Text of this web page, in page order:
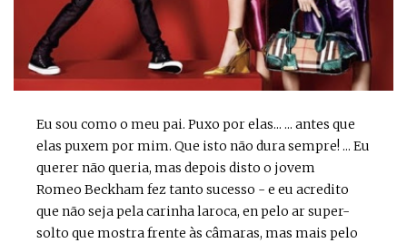
Eu sou como o meu pai. Puxo por elas... ... antes que
elas puxem por mim. Que isto não dura sempre! ... Eu
querer não queria, mas depois disto o jovem
Romeo Beckham fez tanto sucesso - e eu acredito
que não seja pela carinha laroca, en pelo ar super-
solto que mostra frente às câmaras, mas mais pelo